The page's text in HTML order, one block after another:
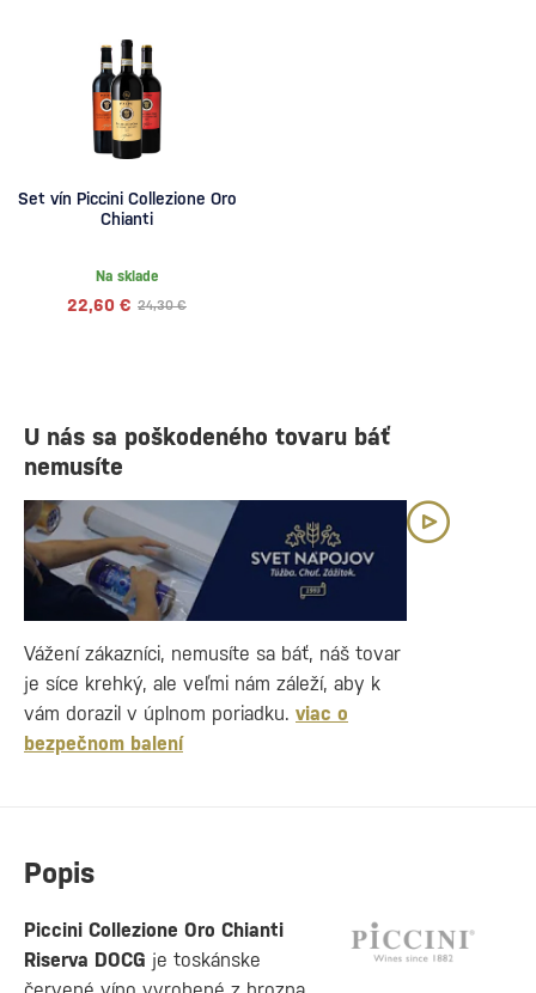
Set vín Piccini Collezione Oro
Chianti
Na sklade
24,30 €
22,60 €
Popis
Piccini Collezione Oro Chianti
Riserva DOCG je toskánske
U nás sa poškodeného tovaru báť
nemusíte
Vážení zákazníci, nemusíte sa báť, náš tovar
je síce krehký, ale veľmi nám záleží, aby k
vám dorazil v úplnom poriadku. viac o
bezpečnom balení